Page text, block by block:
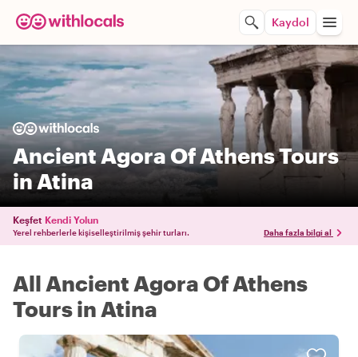
Kaydol
Ancient Agora Of Athens Tours
in Atina
Keşfet Kendi Yolun
Yerel rehberlerle kişiselleştirilmiş şehir turları. Daha fazla bilgi al
All Ancient Agora Of Athens
Tours in Atina